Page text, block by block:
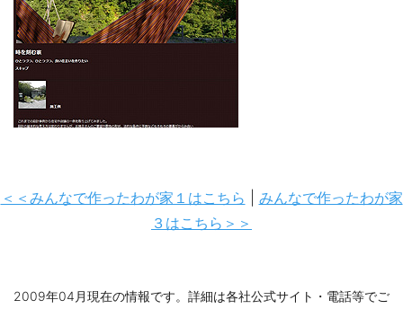
＜＜みんなで作ったわが家１はこちら
みんなで作ったわが家
３はこちら＞＞
2009年04月現在の情報です。詳細は各社公式サイト・電話等でご